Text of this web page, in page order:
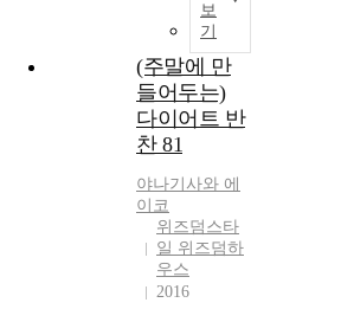
보
기
(주말에 만
들어두는)
다이어트 반
찬 81
야나기사와 에
이코
위즈덤스타
일 위즈덤하
우스
2016